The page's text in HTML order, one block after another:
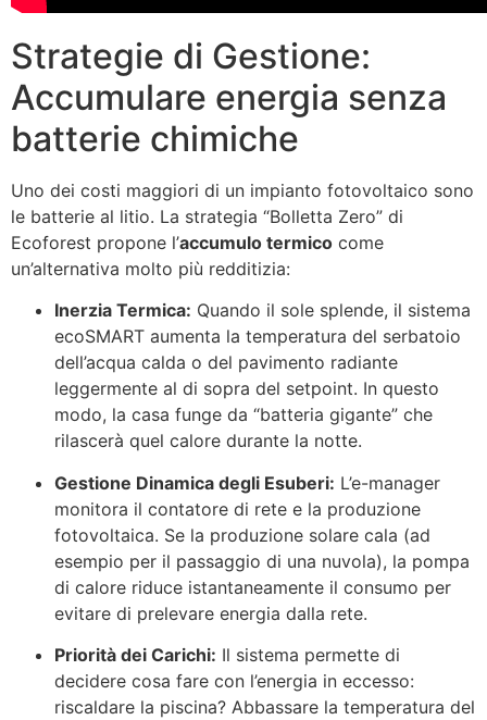
Strategie di Gestione:
Accumulare energia senza
batterie chimiche
Uno dei costi maggiori di un impianto fotovoltaico sono
le batterie al litio. La strategia “Bolletta Zero” di
Ecoforest propone l’accumulo termico come
un’alternativa molto più redditizia:
Inerzia Termica: Quando il sole splende, il sistema
ecoSMART aumenta la temperatura del serbatoio
dell’acqua calda o del pavimento radiante
leggermente al di sopra del setpoint. In questo
modo, la casa funge da “batteria gigante” che
rilascerà quel calore durante la notte.
Gestione Dinamica degli Esuberi: L’e-manager
monitora il contatore di rete e la produzione
fotovoltaica. Se la produzione solare cala (ad
esempio per il passaggio di una nuvola), la pompa
di calore riduce istantaneamente il consumo per
evitare di prelevare energia dalla rete.
Priorità dei Carichi: Il sistema permette di
decidere cosa fare con l’energia in eccesso:
riscaldare la piscina? Abbassare la temperatura del